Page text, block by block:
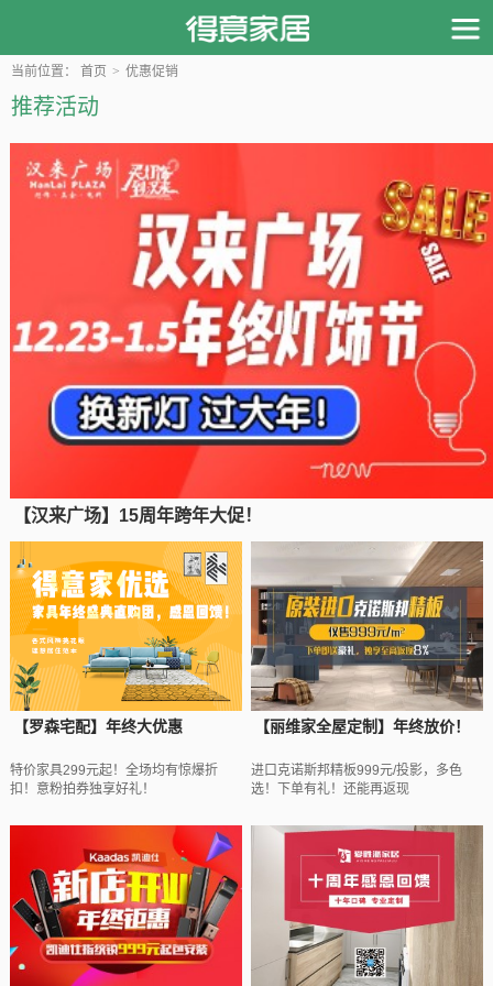
当前位置： 首页 > 优惠促销
推荐活动
【汉来广场】15周年跨年大促！
【罗森宅配】年终大优惠
特价家具299元起！全场均有惊爆折
扣！意粉拍券独享好礼！
【丽维家全屋定制】年终放价！
进口克诺斯邦精板999元/投影，多色
选！下单有礼！还能再返现